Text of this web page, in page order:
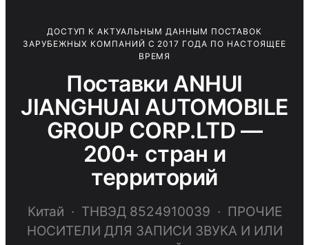
ДОСТУП К АКТУАЛЬНЫМ ДАННЫМ ПОСТАВОК
ЗАРУБЕЖНЫХ КОМПАНИЙ С 2017 ГОДА ПО НАСТОЯЩЕЕ
ВРЕМЯ
Поставки ANHUI
JIANGHUAI AUTOMOBILE
GROUP CORP.LTD —
200+ стран и
территорий
Китай · ТНВЭД 8524910039 · ПРОЧИЕ
НОСИТЕЛИ ДЛЯ ЗАПИСИ ЗВУКА И ИЛИ